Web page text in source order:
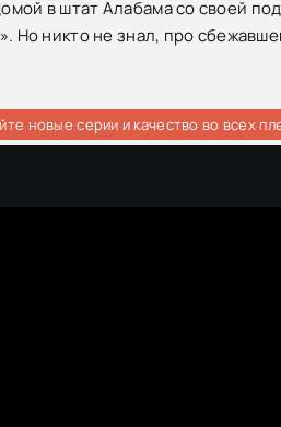
в штат Алабама со своей
Но никто не знал, про
новые серии и качество во всех